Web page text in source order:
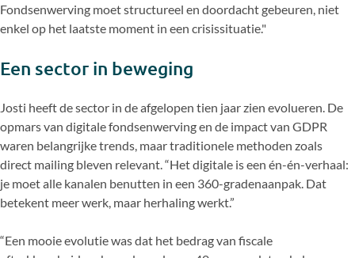
Fondsenwerving moet structureel en doordacht gebeuren, niet
enkel op het laatste moment in een crisissituatie."
Een sector in beweging
Josti heeft de sector in de afgelopen tien jaar zien evolueren. De
opmars van digitale fondsenwerving en de impact van GDPR
waren belangrijke trends, maar traditionele methoden zoals
direct mailing bleven relevant. “Het digitale is een én-én-verhaal:
je moet alle kanalen benutten in een 360-gradenaanpak. Dat
betekent meer werk, maar herhaling werkt.”
“Een mooie evolutie was dat het bedrag van fiscale